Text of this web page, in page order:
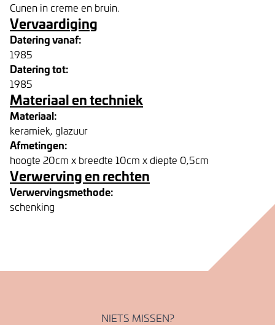
Cunen in creme en bruin.
Vervaardiging
Datering vanaf:
1985
Datering tot:
1985
Materiaal en techniek
Materiaal:
keramiek, glazuur
Afmetingen:
hoogte 20cm x breedte 10cm x diepte 0,5cm
Verwerving en rechten
Verwervingsmethode:
schenking
NIETS MISSEN?